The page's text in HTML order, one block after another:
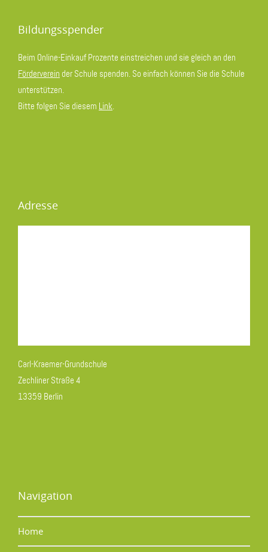
Bildungsspender
Beim Online-Einkauf Prozente einstreichen und sie gleich an den
Förderverein der Schule spenden. So einfach können Sie die Schule
unterstützen.
Bitte folgen Sie diesem Link.
Adresse
Carl-Kraemer-Grundschule
Zechliner Straße 4
13359 Berlin
Navigation
Home